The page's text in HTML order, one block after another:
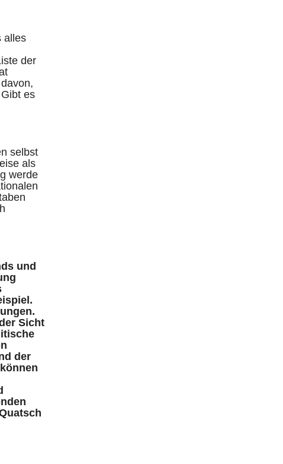
alles
der
es
selbst
als
werde
und
Sicht
der